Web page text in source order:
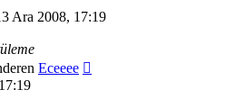
Ara 2008, 17:19
Eceeee